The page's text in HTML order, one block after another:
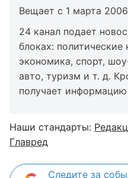
Вещает с 1 марта
24 канал подает
блоках:
экономика, спорт,
авто, туризм и т. д.
получает
Наши стандарты:
Главред
Следите за